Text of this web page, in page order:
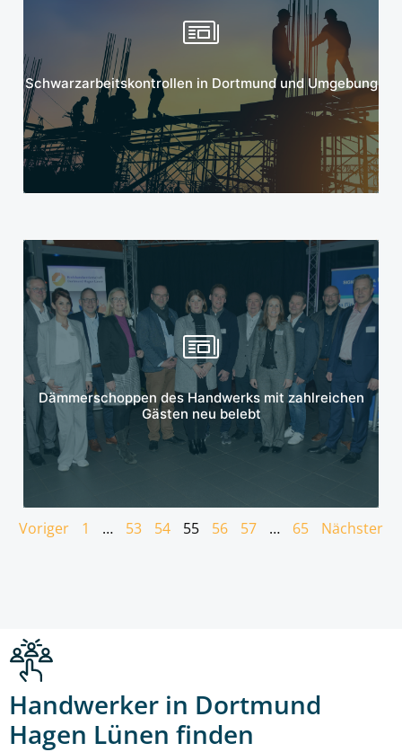
Schwarzarbeitskontrollen in Dortmund und Umgebung
Dämmerschoppen des Handwerks mit zahlreichen
Gästen neu belebt
Mehr erfahren
Voriger 1 … 53 54 55 56 57 … 65 Nächster
Handwerker in Dortmund
Hagen Lünen finden